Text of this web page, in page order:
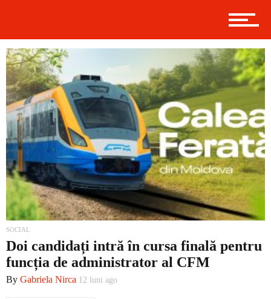
Contact
Prima
Politică
Externe
SOCIAL
Doi candidați intră în cursa finală pentru
funcția de administrator al CFM
By Gabriela Nirca 12 luni ago